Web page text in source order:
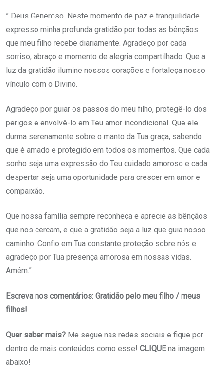
” Deus Generoso. Neste momento de paz e tranquilidade,
expresso minha profunda gratidão por todas as bênçãos
que meu filho recebe diariamente. Agradeço por cada
sorriso, abraço e momento de alegria compartilhado. Que a
luz da gratidão ilumine nossos corações e fortaleça nosso
vínculo com o Divino.
Agradeço por guiar os passos do meu filho, protegê-lo dos
perigos e envolvê-lo em Teu amor incondicional. Que ele
durma serenamente sobre o manto da Tua graça, sabendo
que é amado e protegido em todos os momentos. Que cada
sonho seja uma expressão do Teu cuidado amoroso e cada
despertar seja uma oportunidade para crescer em amor e
compaixão.
Que nossa família sempre reconheça e aprecie as bênçãos
que nos cercam, e que a gratidão seja a luz que guia nosso
caminho. Confio em Tua constante proteção sobre nós e
agradeço por Tua presença amorosa em nossas vidas.
Amém.”
Escreva nos comentários: Gratidão pelo meu filho / meus
filhos!
Quer saber mais? Me segue nas redes sociais e fique por
dentro de mais conteúdos como esse! CLIQUEna imagem
abaixo!